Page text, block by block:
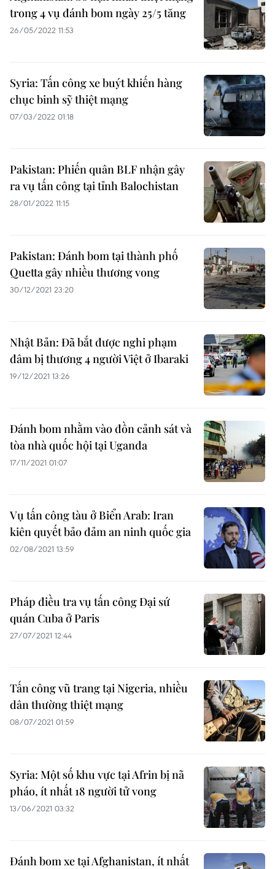
trong 4 vụ đánh bom ngày 25/5 tăng
26/05/2022 11:53
Syria: Tấn công xe buýt khiến hàng
chục binh sỹ thiệt mạng
07/03/2022 01:18
Pakistan: Phiến quân BLF nhận gây
ra vụ tấn công tại tỉnh Balochistan
28/01/2022 11:15
Pakistan: Đánh bom tại thành phố
Quetta gây nhiều thương vong
30/12/2021 23:20
Nhật Bản: Đã bắt được nghi phạm
đâm bị thương 4 người Việt ở Ibaraki
19/12/2021 13:26
Đánh bom nhằm vào đồn cảnh sát và
tòa nhà quốc hội tại Uganda
17/11/2021 01:07
Vụ tấn công tàu ở Biển Arab: Iran
kiên quyết bảo đảm an ninh quốc gia
02/08/2021 13:59
Pháp điều tra vụ tấn công Đại sứ
quán Cuba ở Paris
27/07/2021 12:44
Tấn công vũ trang tại Nigeria, nhiều
dân thường thiệt mạng
08/07/2021 01:59
Syria: Một số khu vực tại Afrin bị nã
pháo, ít nhất 18 người tử vong
13/06/2021 03:32
Đánh bom xe tại Afghanistan, ít nhất